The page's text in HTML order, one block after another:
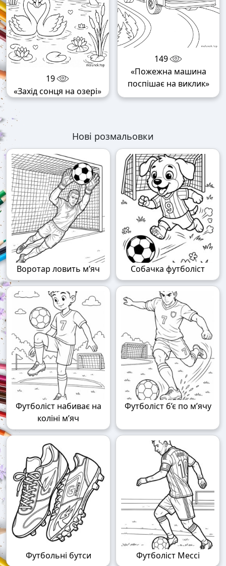
19
«Захід сонця на озері»
149
«Пожежна машина
поспішає на виклик»
Нові розмальовки
Воротар ловить м’яч Собачка футболіст
Футболіст набиває на
коліні м’яч
Футболіст б’є по м’ячу
Футбольні бутси Футболіст Мессі